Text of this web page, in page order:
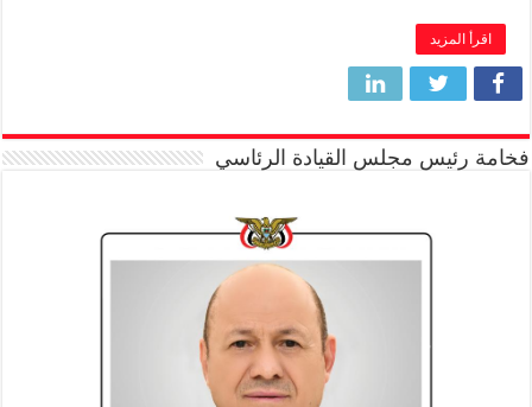
اقرأ المزيد
فخامة رئيس مجلس القيادة الرئاسي